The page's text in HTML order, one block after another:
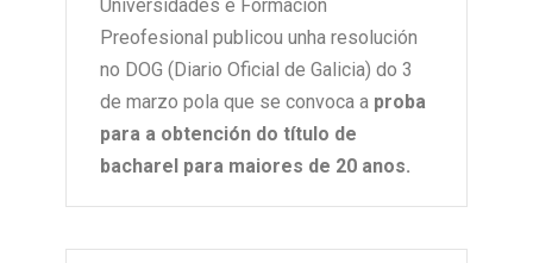
Universidades e Formación
Preofesional publicou unha resolución
no DOG (Diario Oficial de Galicia) do 3
de marzo pola que se convoca a proba
para a obtención do título de
bacharel para maiores de 20 anos.